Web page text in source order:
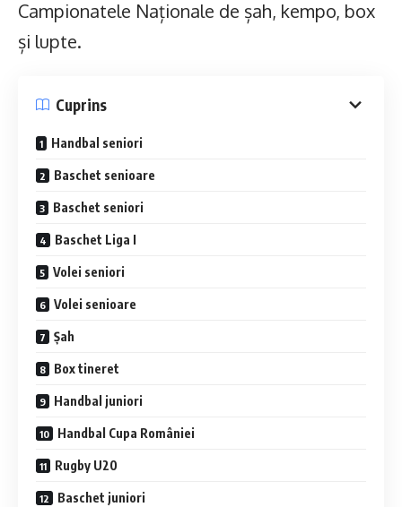
Campionatele Naționale de șah, kempo, box
și lupte.
Cuprins
Handbal seniori
Baschet senioare
Baschet seniori
Baschet Liga I
Volei seniori
Volei senioare
Șah
Box tineret
Handbal juniori
Handbal Cupa României
Rugby U20
Baschet juniori